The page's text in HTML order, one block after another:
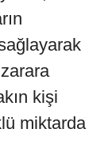
kişi
miktarda